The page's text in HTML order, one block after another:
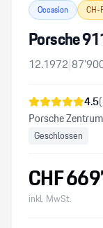
Occasion CH-
Porsche
12.1972|
4.5(
Porsche
Geschlossen
CHF
inkl. MwSt.